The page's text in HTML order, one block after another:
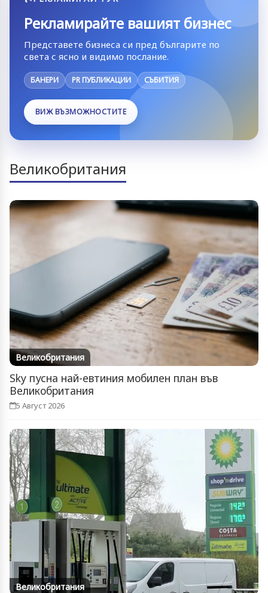
Рекламирайте вашият бизнес
Представете бизнеса си пред българите по
света с ясно и видимо послание.
БАНЕРИ PR ПУБЛИКАЦИИ СЪБИТИЯ
ВИЖ ВЪЗМОЖНОСТИТЕ
Великобритания
Великобритания
Sky пусна най-евтиния мобилен план във
Великобритания
5 Август 2026
Великобритания